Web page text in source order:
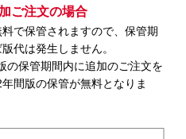
ご注文の場合
で保管されますので、保管期
代は発生しません。
の保管期間内に追加のご注文を
間版の保管が無料となりま